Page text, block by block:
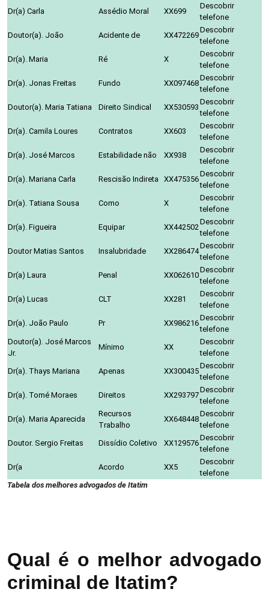
Dr(a) Carla
Assédio Moral XX699
Descobrir
telefone
Doutor(a). João
Acidente de XX472269
Descobrir
telefone
Dr(a). Maria
Ré X
Descobrir
telefone
Dr(a). Jonas Freitas
Fundo XX097468
Descobrir
telefone
Doutor(a). Maria Tatiana
Direito Sindical XX530593
Descobrir
telefone
Dr(a). Camila Loures
Contratos XX603
Descobrir
telefone
Dr(a). José Marcos
Estabilidade não XX938
Descobrir
telefone
Dr(a). Mariana Carla
Rescisão Indireta XX475356
Descobrir
telefone
Dr(a). Tatiana Sousa
Como X
Descobrir
telefone
Dr(a). Figueira
Equipar XX442502
Descobrir
telefone
Doutor Matias Santos
Insalubridade XX286474
Descobrir
telefone
Dr(a) Laura
Penal XX062610
Descobrir
telefone
Dr(a) Lucas
CLT XX281
Descobrir
telefone
Dr(a). João Paulo
Pr XX986216
Descobrir
telefone
Doutor(a). José Marcos
Jr.
Mínimo XX
Descobrir
telefone
Dr(a). Thays Mariana
Apenas XX300435
Descobrir
telefone
Dr(a). Tomé Moraes
Direitos XX293797
Descobrir
telefone
Dr(a). Maria Aparecida
Recursos
Trabalho
XX648448
Descobrir
telefone
Doutor. Sergio Freitas
Dissídio Coletivo XX129576
Descobrir
telefone
Dr(a
Acordo XX5
Descobrir
telefone
Tabela dos melhores advogados de Itatim
Qual é o melhor advogado
criminal de Itatim?